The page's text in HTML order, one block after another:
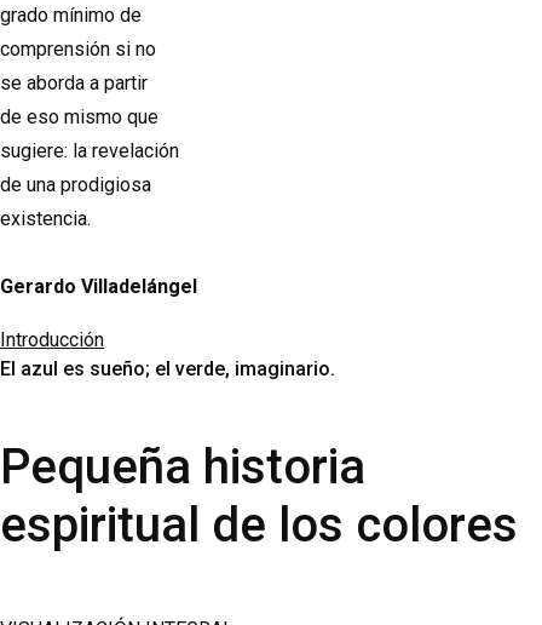
grado mínimo de
comprensión si no
se aborda a partir
de eso mismo que
sugiere: la revelación
de una prodigiosa
existencia.
Gerardo Villadelángel
Introducción
El azul es sueño; el verde, imaginario.
Pequeña historia
espiritual de los colores